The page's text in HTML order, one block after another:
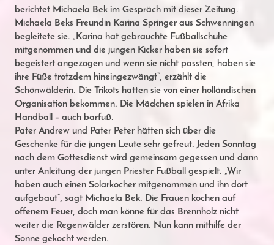
berichtet Michaela Bek im Gespräch mit dieser Zeitung.
Michaela Beks Freundin Karina Springer aus Schwenningen
begleitete sie. „Karina hat gebrauchte Fußballschuhe
mitgenommen und die jungen Kicker haben sie sofort
begeistert angezogen und wenn sie nicht passten, haben sie
ihre Füße trotzdem hineingezwängt“, erzählt die
Schönwälderin. Die Trikots hätten sie von einer holländischen
Organisation bekommen. Die Mädchen spielen in Afrika
Handball – auch barfuß.
Pater Andrew und Pater Peter hätten sich über die
Geschenke für die jungen Leute sehr gefreut. Jeden Sonntag
nach dem Gottesdienst wird gemeinsam gegessen und dann
unter Anleitung der jungen Priester Fußball gespielt. „Wir
haben auch einen Solarkocher mitgenommen und ihn dort
aufgebaut“, sagt Michaela Bek. Die Frauen kochen auf
offenem Feuer, doch man könne für das Brennholz nicht
weiter die Regenwälder zerstören. Nun kann mithilfe der
Sonne gekocht werden.